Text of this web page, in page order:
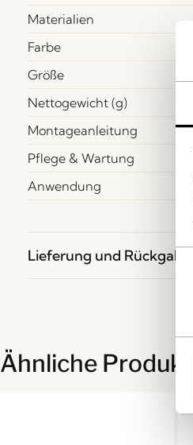
Materialien
Farbe
Größe
Nettogewicht (g)
Montageanleitung
Pflege & Wartung
Anwendung
Lieferung und Rückgabe
Ähnliche Produkte